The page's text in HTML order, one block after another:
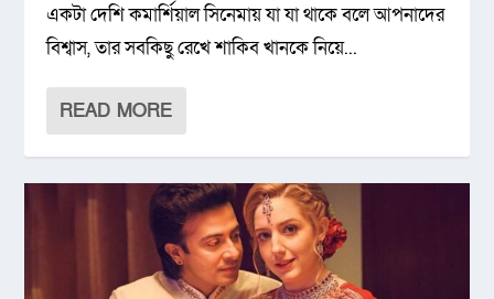
একটা দেশি কমার্শিয়াল সিনেমায় যা যা থাকে বলে আপনাদের
বিশ্বাস, তার সবকিছু রেখে শাকিব খানকে নিয়ে...
READ MORE